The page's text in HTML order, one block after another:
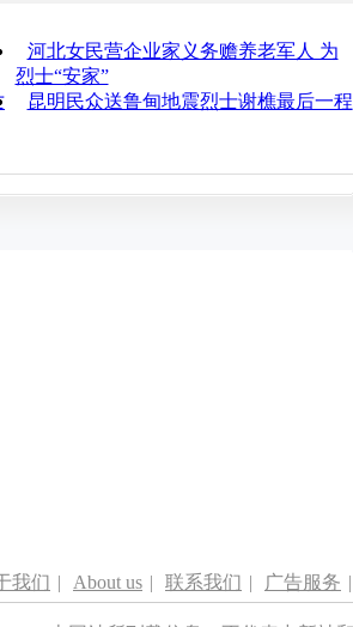
河北女民营企业家义务赡养老军人 为
烈士“安家”
昆明民众送鲁甸地震烈士谢樵最后一程
我们 | About us | 联系我们 | 广告服务 |